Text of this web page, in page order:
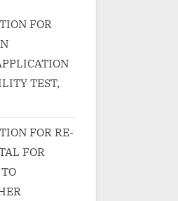
class="more-link-wrap"><a
g.in/uncategorized/jeena-hai-
to-hans-ke-jiyo-song-lyrics/"
More<span class="screen-
reader-text"> “जीना है तो हंस के जियो
जीवन में एक पल भी रोना ना-Jeena Hai
To Hans Ke Jiyo Song
Lyrics”</span> »</a></p>
FOR
TEST,
FOR RE-
FOR